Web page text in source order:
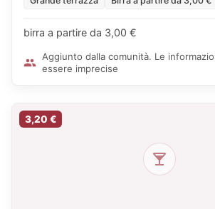
birra a partire da 3,00 €
Aggiunto dalla comunità. Le
essere imprecise
3,20 €